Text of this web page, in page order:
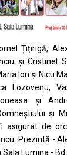
Țițirigă,
și Cristinel
Ion și Nicu
Lozovenu,
și
și
asigurat de
Prezintă -
Lumina -